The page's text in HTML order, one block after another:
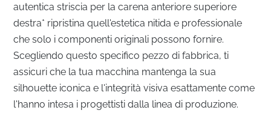
autentica striscia per la carena anteriore superiore
destra* ripristina quell'estetica nitida e professionale
che solo i componenti originali possono fornire.
Scegliendo questo specifico pezzo di fabbrica, ti
assicuri che la tua macchina mantenga la sua
silhouette iconica e l'integrità visiva esattamente come
l'hanno intesa i progettisti dalla linea di produzione.